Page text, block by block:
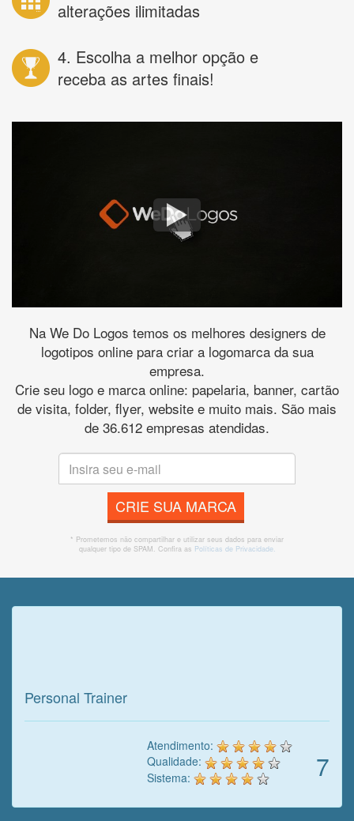
alterações ilimitadas
4. Escolha a melhor opção e
receba as artes finais!
Na We Do Logos temos os melhores designers de
logotipos online para criar a logomarca da sua
empresa.
Crie seu logo e marca online: papelaria, banner, cartão
de visita, folder, flyer, website e muito mais. São mais
de 36.612 empresas atendidas.
CRIE SUA MARCA
* Prometemos não compartilhar e utilizar seus dados para enviar
qualquer tipo de SPAM. Confira as Políticas de Privacidade.
Personal Trainer
7
Atendimento:
Qualidade:
Sistema: